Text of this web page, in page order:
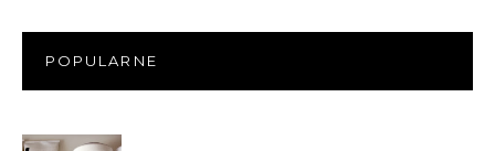
POPULARNE